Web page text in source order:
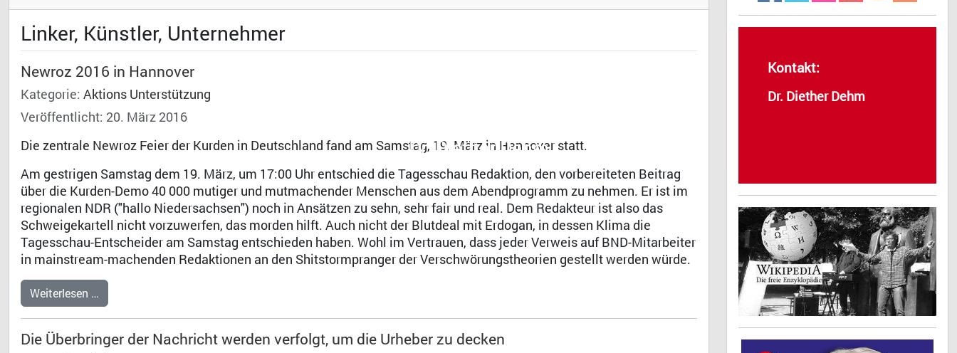
Dr. Diether Dehm
Linker, Künstler, Unternehmer
Newroz 2016 in Hannover
Kategorie: Aktions Unterstützung
Veröffentlicht: 20. März 2016
Die zentrale Newroz Feier der Kurden in Deutschland fand am Samstag, 19. März in Hannover statt.
Am gestrigen Samstag dem 19. März, um 17:00 Uhr entschied die Tagesschau Redaktion, den vorbereiteten Beitrag
über die Kurden-Demo 40 000 mutiger und mutmachender Menschen aus dem Abendprogramm zu nehmen. Er ist im
regionalen NDR ("hallo Niedersachsen") noch in Ansätzen zu sehn, sehr fair und real. Dem Redakteur ist also das
Schweigekartell nicht vorzuwerfen, das morden hilft. Auch nicht der Blutdeal mit Erdogan, in dessen Klima die
Tagesschau-Entscheider am Samstag entschieden haben. Wohl im Vertrauen, dass jeder Verweis auf BND-Mitarbeiter
in mainstream-machenden Redaktionen an den Shitstormpranger der Verschwörungstheorien gestellt werden würde.
Weiterlesen …
Die Überbringer der Nachricht werden verfolgt, um die Urheber zu decken
Kontakt:
Dr. Diether Dehm